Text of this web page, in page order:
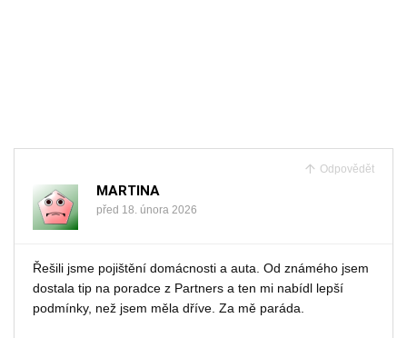
Odpovědět
MARTINA
před 18. února 2026
Řešili jsme pojištění domácnosti a auta. Od známého jsem
dostala tip na poradce z Partners a ten mi nabídl lepší
podmínky, než jsem měla dříve. Za mě paráda.